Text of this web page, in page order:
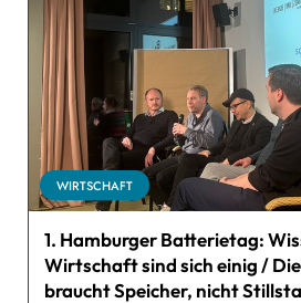
WIRTSCHAFT
1. Hamburger Batterietag:
Wirtschaft sind sich einig /
braucht Speicher, nicht